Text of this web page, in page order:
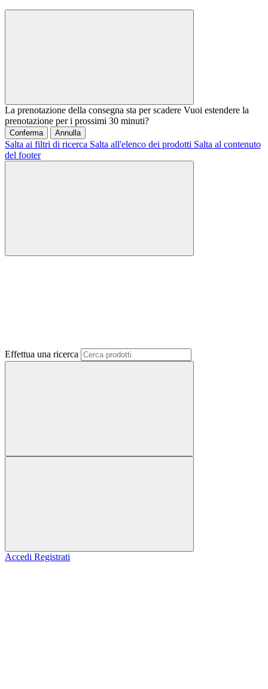
La prenotazione della consegna sta per scadere Vuoi estendere la
prenotazione per i prossimi 30 minuti?
Conferma Annulla
Salta ai filtri di ricerca Salta all'elenco dei prodotti Salta al contenuto
del footer
Effettua una ricerca
Accedi Registrati